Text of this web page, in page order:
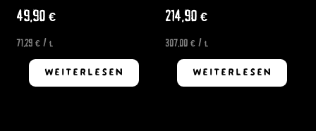
49,90€
71,29€ /l
WEITERLESEN
214,90 €
307,00 € / l
WEITERLESEN